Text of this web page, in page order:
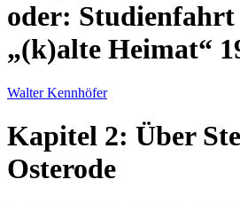
oder:
(k)alte Heimat
Walter Kennhöfer
Kapitel 2: Über
Osterode